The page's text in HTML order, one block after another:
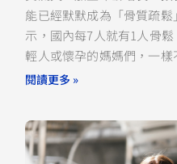
能已經默默成為「骨質疏
示，國內每7人就有1人骨
輕人或懷孕的媽媽們，一樣
閱讀更多 »